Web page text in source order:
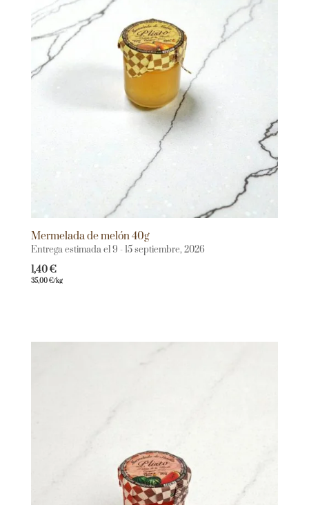
Mermelada de melón 40g
Entrega estimada el 9 - 15 septiembre, 2026
1,40€
35,00€/kg